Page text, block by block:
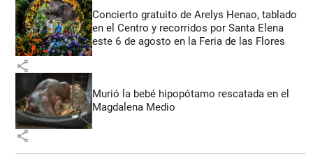
Concierto gratuito de Arelys Henao, tablado
en el Centro y recorridos por Santa Elena
este 6 de agosto en la Feria de las Flores
share
Murió la bebé hipopótamo rescatada en el
Magdalena Medio
share